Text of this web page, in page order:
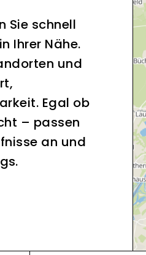
Sie schnell
Ihrer Nähe.
und
Egal ob
– passen
an und